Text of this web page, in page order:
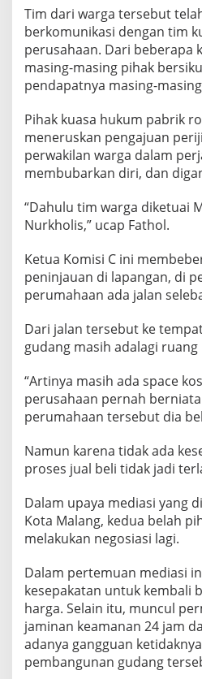
D
E
N
G
A
N
B
R
I
K
R
K
Tim dari warga tersebut
berkomunikasi dengan tim
perusahaan. Dari beberapa
masing-masing pihak
pendapatnya masing-
Pihak kuasa hukum pabrik
meneruskan pengajuan
perwakilan warga dalam
membubarkan diri, dan
“Dahulu tim warga diketuai
Nurkholis,” ucap Fathol.
Ketua Komisi C ini
peninjauan di lapangan, di
perumahaan ada jalan
Dari jalan tersebut ke
gudang masih adalagi ruang
“Artinya masih ada space
perusahaan pernah
perumahaan tersebut dia
Namun karena tidak ada
proses jual beli tidak jadi
Dalam upaya mediasi yang
Kota Malang, kedua belah
melakukan negosiasi lagi.
Dalam pertemuan mediasi
kesepakatan untuk kembali
harga. Selain itu, muncul
jaminan keamanan 24 jam
adanya gangguan
pembangunan gudang